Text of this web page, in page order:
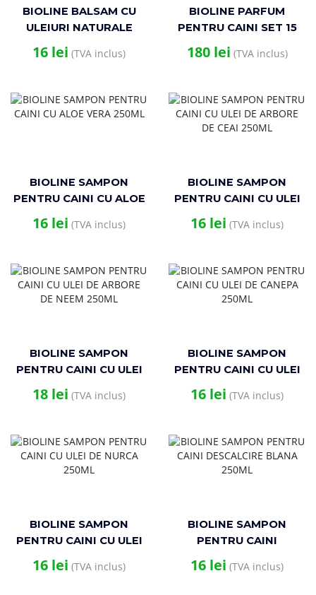
BIOLINE BALSAM CU
ULEIURI NATURALE
PENTRU CAINI 250ML
16 lei (TVA inclus)
BIOLINE PARFUM
PENTRU CAINI SET 15
BUC (3×5 AROME) SPRAY
9ML
180 lei (TVA inclus)
BIOLINE SAMPON
PENTRU CAINI CU ALOE
VERA 250ML
16 lei (TVA inclus)
BIOLINE SAMPON
PENTRU CAINI CU ULEI
DE ARBORE DE CEAI
250ML
16 lei (TVA inclus)
BIOLINE SAMPON
PENTRU CAINI CU ULEI
DE ARBORE DE NEEM
250ML
18 lei (TVA inclus)
BIOLINE SAMPON
PENTRU CAINI CU ULEI
DE CANEPA 250ML
16 lei (TVA inclus)
BIOLINE SAMPON
PENTRU CAINI CU ULEI
DE NURCA 250ML
16 lei (TVA inclus)
BIOLINE SAMPON
PENTRU CAINI
DESCALCIRE BLANA
250ML
16 lei (TVA inclus)